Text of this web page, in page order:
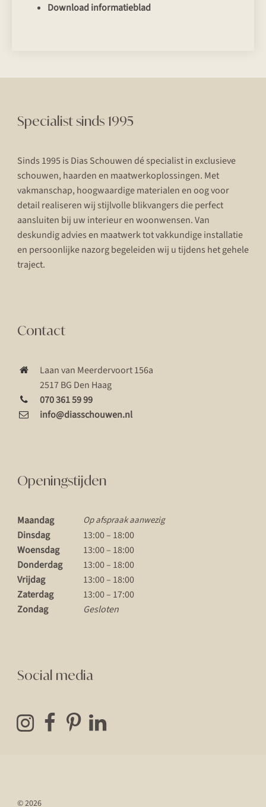
Download informatieblad
Specialist sinds 1995
Sinds 1995 is Dias Schouwen dé specialist in exclusieve
schouwen, haarden en maatwerkoplossingen. Met
vakmanschap, hoogwaardige materialen en oog voor
detail realiseren wij stijlvolle blikvangers die perfect
aansluiten bij uw interieur en woonwensen. Van
deskundig advies en maatwerk tot vakkundige installatie
en persoonlijke nazorg begeleiden wij u tijdens het gehele
traject.
Contact
Laan van Meerdervoort 156a
2517 BG Den Haag
070 361 59 99
info@diasschouwen.nl
Openingstijden
Maandag Op afspraak aanwezig
Dinsdag
13:00 – 18:00
Woensdag
13:00 – 18:00
Donderdag
13:00 – 18:00
Vrijdag
13:00 – 18:00
Zaterdag
13:00 – 17:00
Zondag
Gesloten
Social media
© 2026